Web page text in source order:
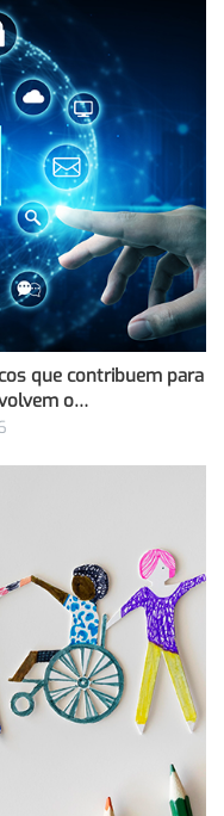
que contribuem para
o…